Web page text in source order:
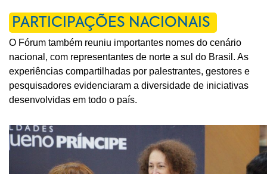
PARTICIPAÇÕES NACIONAIS
O Fórum também reuniu importantes nomes do cenário
nacional, com representantes de norte a sul do Brasil. As
experiências compartilhadas por palestrantes, gestores e
pesquisadores evidenciaram a diversidade de iniciativas
desenvolvidas em todo o país.